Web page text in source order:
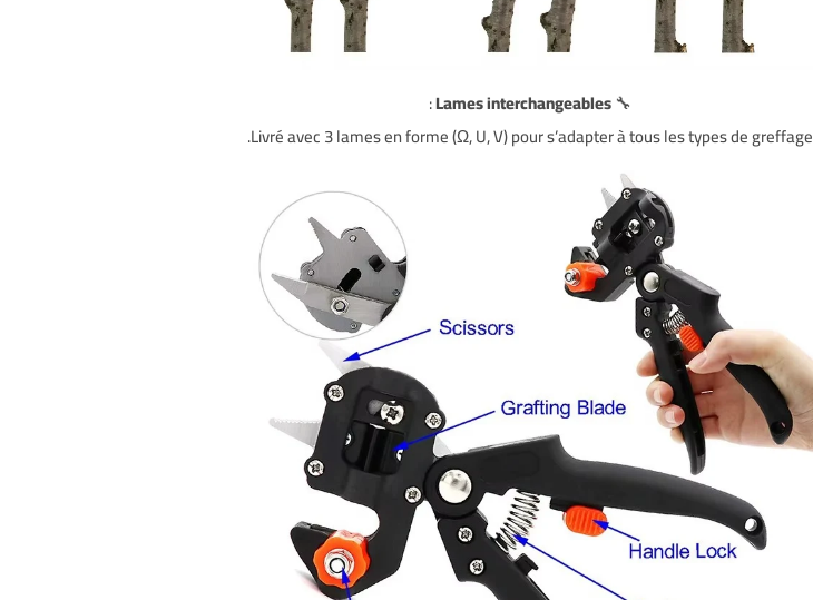
🔧
Lames interchangeables
:
Livré avec 3 lames en forme (Ω, U, V) pour s’adapter à tous les types de greffage.